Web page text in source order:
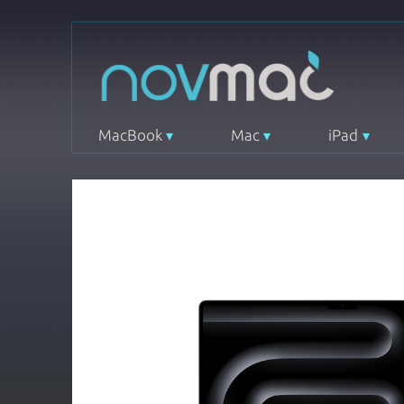
MacBook Mac iPad